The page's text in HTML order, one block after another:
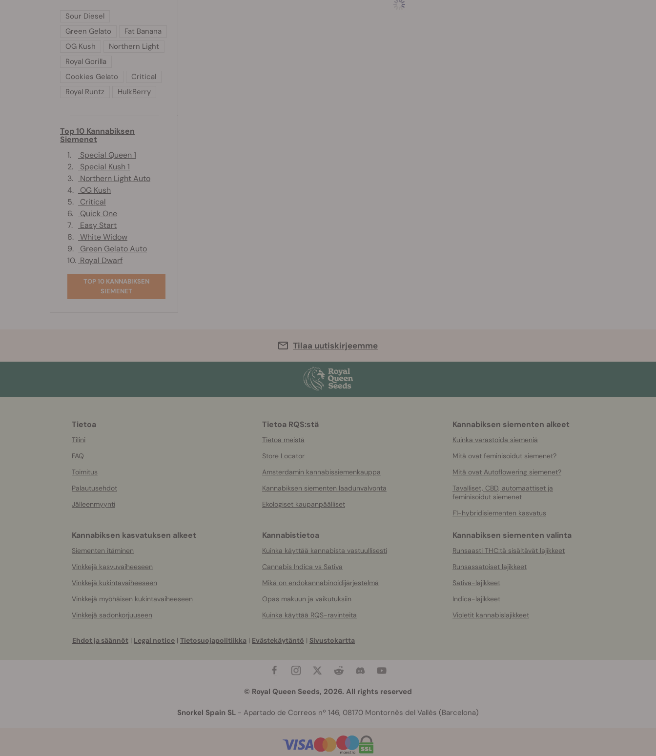
Sour Diesel
Green Gelato
Fat Banana
OG Kush
Northern Light
Royal Gorilla
Cookies Gelato
Critical
Royal Runtz
HulkBerry
Top 10 Kannabiksen
Siemenet
1.
Special Queen 1
2.
Special Kush 1
3.
Northern Light Auto
4.
OG Kush
5.
Critical
6.
Quick One
7.
Easy Start
8.
White Widow
9.
Green Gelato Auto
10. Royal Dwarf
TOP 10 KANNABIKSEN
SIEMENET
Tilaa uutiskirjeemme
Tietoa
Tilini
FAQ
Toimitus
Palautusehdot
Jälleenmyynti
Tietoa RQS:stä
Tietoa meistä
Store Locator
Amsterdamin kannabissiemenkauppa
Kannabiksen siementen laadunvalvonta
Ekologiset kaupanpäälliset
Kannabiksen siementen alkeet
Kuinka varastoida siemeniä
Mitä ovat feminisoidut siemenet?
Mitä ovat Autoflowering siemenet?
Tavalliset, CBD, automaattiset ja
feminisoidut siemenet
F1-hybridisiementen kasvatus
Kannabiksen kasvatuksen alkeet
Siementen itäminen
Vinkkejä kasvuvaiheeseen
Vinkkejä kukintavaiheeseen
Vinkkejä myöhäisen kukintavaiheeseen
Vinkkejä sadonkorjuuseen
Kannabistietoa
Kuinka käyttää kannabista vastuullisesti
Cannabis Indica vs Sativa
Mikä on endokannabinoidijärjestelmä
Opas makuun ja vaikutuksiin
Kuinka käyttää RQS-ravinteita
Kannabiksen siementen valinta
Runsaasti THC:tä sisältävät lajikkeet
Runsassatoiset lajikkeet
Sativa-lajikkeet
Indica-lajikkeet
Violetit kannabislajikkeet
Ehdot ja säännöt | Legal notice | Tietosuojapolitiikka | Evästekäytäntö | Sivustokartta
© Royal Queen Seeds, 2026. All rights reserved
Snorkel Spain SL - Apartado de Correos nº 146, 08170 Montornès del Vallès (Barcelona)